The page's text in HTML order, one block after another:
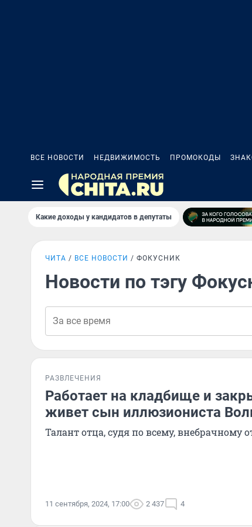
ВСЕ НОВОСТИ НЕДВИЖИМОСТЬ ПРОМОКОДЫ
Какие доходы у кандидатов в депутаты
ЧИТА ВСЕ НОВОСТИ ФОКУСНИК
Новости по тэгу
РАЗВЛЕЧЕНИЯ
Работает на кладбище и
живет сын иллюзиониста
Талант отца, судя по всему, внебрачному
11 сентября, 2024, 17:00 2 437 4